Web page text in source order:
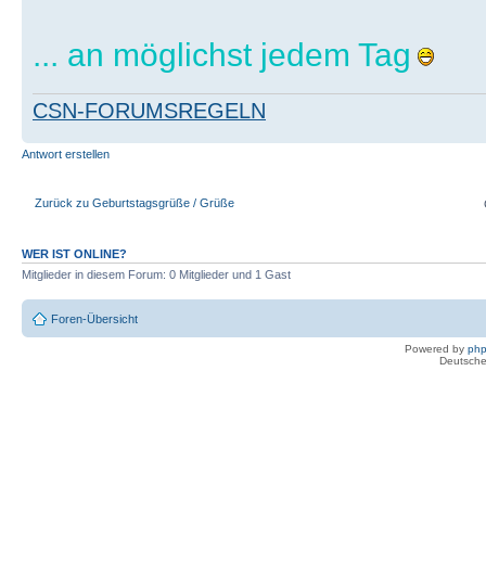
... an möglichst jedem Tag
CSN-FORUMSREGELN
Antwort erstellen
Zurück zu Geburtstagsgrüße / Grüße
WER IST ONLINE?
Mitglieder in diesem Forum: 0 Mitglieder und 1 Gast
Foren-Übersicht
Powered by